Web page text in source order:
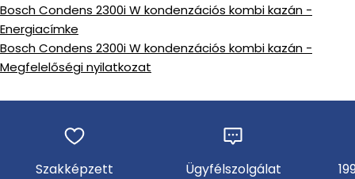
Bosch Condens 2300i W kondenzációs kombi kazán -
Energiacímke
Bosch Condens 2300i W kondenzációs kombi kazán -
Megfelelőségi nyilatkozat
Szakképzett
Ügyfélszolgálat